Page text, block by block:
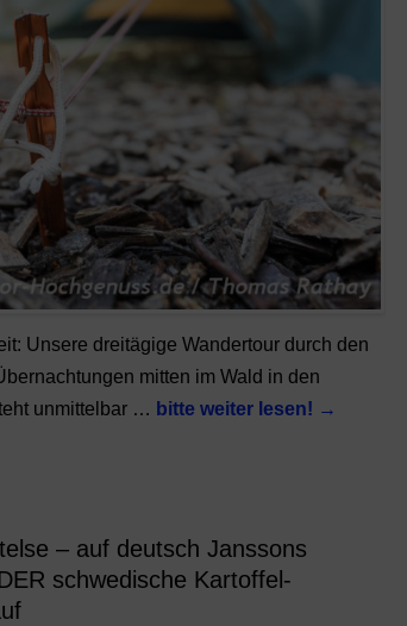
Unsere dreitägige Wandertour durch den
mitten im Wald in den
unmittelbar … bitte weiter lesen! →
– auf deutsch Janssons
schwedische Kartoffel-